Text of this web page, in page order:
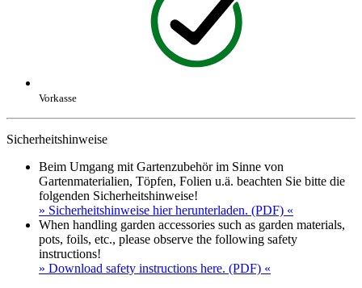
Vorkasse
Sicherheitshinweise
Beim Umgang mit Gartenzubehör im Sinne von
Gartenmaterialien, Töpfen, Folien u.ä. beachten Sie bitte die
folgenden Sicherheitshinweise!
» Sicherheitshinweise hier herunterladen. (PDF) «
When handling garden accessories such as garden materials,
pots, foils, etc., please observe the following safety
instructions!
» Download safety instructions here. (PDF) «